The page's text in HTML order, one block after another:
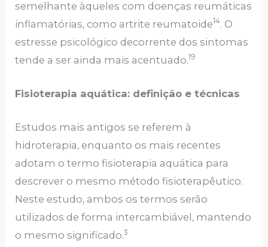
semelhante àqueles com doenças reumáticas
inflamatórias, como artrite reumatoide14. O
estresse psicológico decorrente dos sintomas
tende a ser ainda mais acentuado.19
Fisioterapia aquática: definição e técnicas
Estudos mais antigos se referem à
hidroterapia, enquanto os mais recentes
adotam o termo fisioterapia aquática para
descrever o mesmo método fisioterapêutico.
Neste estudo, ambos os termos serão
utilizados de forma intercambiável, mantendo
o mesmo significado.3